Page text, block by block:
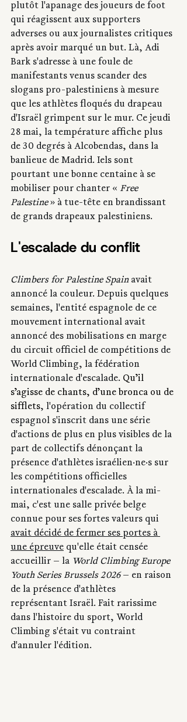
plutôt l'apanage des joueurs de foot
qui réagissent aux supporters
adverses ou aux journalistes critiques
après avoir marqué un but. Là, Adi
Bark s'adresse à une foule de
manifestants venus scander des
slogans pro-palestiniens à mesure
que les athlètes floqués du drapeau
d'Israël grimpent sur le mur. Ce jeudi
28 mai, la température affiche plus
de 30 degrés à Alcobendas, dans la
banlieue de Madrid. Iels sont
pourtant une bonne centaine à se
mobiliser pour chanter « Free
Palestine » à tue-tête en brandissant
de grands drapeaux palestiniens.
L'escalade du conflit
Climbers for Palestine Spain avait
annoncé la couleur. Depuis quelques
semaines, l'entité espagnole de ce
mouvement international avait
annoncé des mobilisations en marge
du circuit officiel de compétitions de
World Climbing, la fédération
internationale d'escalade. Qu’il
s’agisse de chants, d’une bronca ou de
sifflets, l'opération du collectif
espagnol s'inscrit dans une série
d'actions de plus en plus visibles de la
part de collectifs dénonçant la
présence d'athlètes israélien·ne·s sur
les compétitions officielles
internationales d'escalade. À la mi-
mai, c'est une salle privée belge
connue pour ses fortes valeurs qui
avait décidé de fermer ses portes à
une épreuve qu'elle était censée
accueillir — la World Climbing Europe
Youth Series Brussels 2026 — en raison
de la présence d'athlètes
représentant Israël. Fait rarissime
dans l'histoire du sport, World
Climbing s'était vu contraint
d'annuler l'édition.